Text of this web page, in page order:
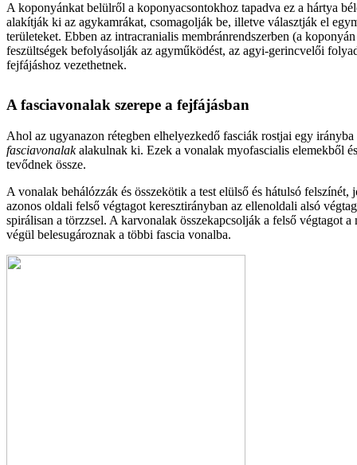
A koponyánkat belülről a koponyacsontokhoz tapadva ez a hártya
alakítják ki az agykamrákat, csomagolják be, illetve választják el
területeket. Ebben az intracranialis membránrendszerben (a
feszültségek befolyásolják az agyműködést, az agyi-gerincvelői
fejfájáshoz vezethetnek.
A fasciavonalak szerepe a fejfájásban
Ahol az ugyanazon rétegben elhelyezkedő fasciák rostjai egy
fasciavonalakalakulnak ki. Ezek a vonalak myofascialis elemekből
tevődnek össze.
A vonalak behálózzák és összekötik a test elülső és hátulsó felszínét,
azonos oldali felső végtagot keresztirányban az ellenoldali alsó
spirálisan a törzzsel. A karvonalak összekapcsolják a felső végtagot
végül belesugároznak a többi fascia vonalba.